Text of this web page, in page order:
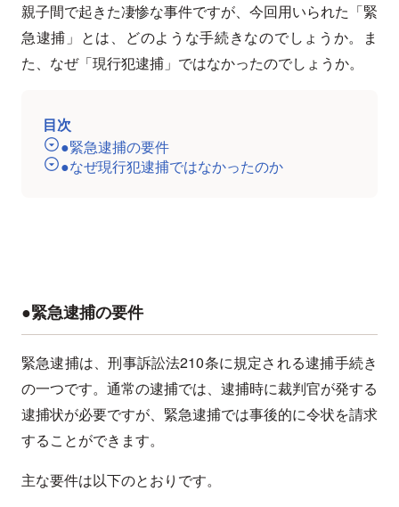
親子間で起きた凄惨な事件ですが、今回用いられた「緊
急逮捕」とは、どのような手続きなのでしょうか。ま
た、なぜ「現行犯逮捕」ではなかったのでしょうか。
目次
●緊急逮捕の要件
●なぜ現行犯逮捕ではなかったのか
●緊急逮捕の要件
緊急逮捕は、刑事訴訟法210条に規定される逮捕手続き
の一つです。通常の逮捕では、逮捕時に裁判官が発する
逮捕状が必要ですが、緊急逮捕では事後的に令状を請求
することができます。
主な要件は以下のとおりです。